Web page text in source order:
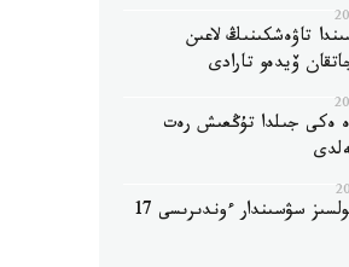
تاۋەشكىنىڭ لاعىن
ۆيدەو تارادى
ەكى جىلدا تۇڭعىش رەت
قازاقستاندا الكوگولسىز سۋسىندار ءوندىرىسى 17